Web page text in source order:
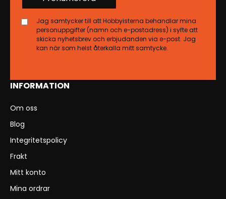
INFORMATION
Om oss
Blog
Integritetspolicy
Frakt
Mitt konto
Mina ordrar
Jag samtycker till att Hobbyisterna behandlar mina
personuppgifter (namn och e-postadress) i syfte att
skicka nyhetsbrev och erbjudanden via e-post. Jag
kan när som helst återkalla mitt samtycke.